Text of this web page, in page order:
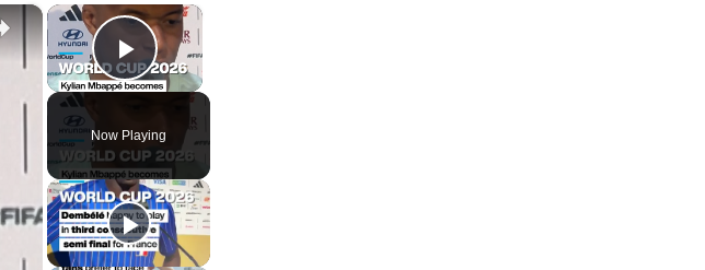
×
Play Video
Now Playing
×